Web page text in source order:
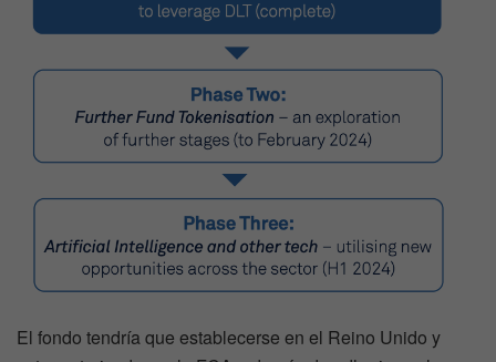
El fondo tendría que establecerse en el Reino Unido y